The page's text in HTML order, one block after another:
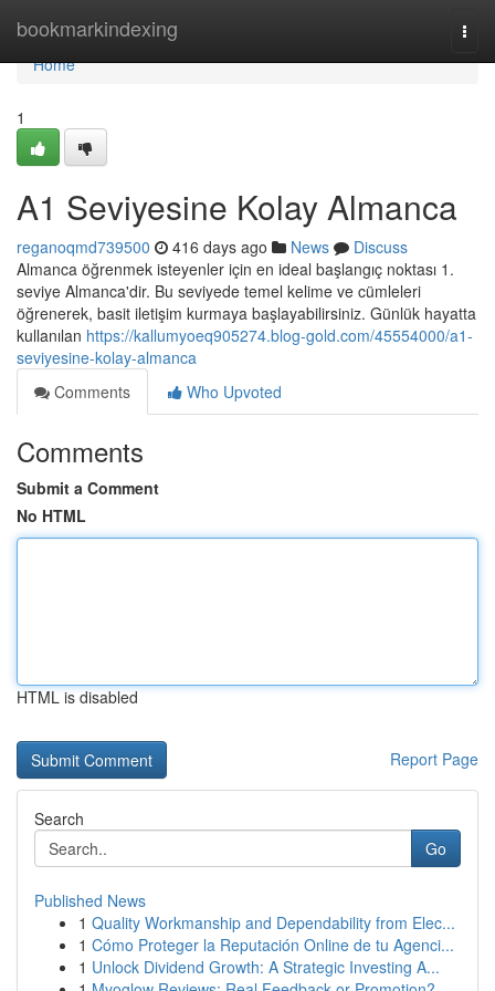
bookmarkindexing
Home
Home
1
A1 Seviyesine Kolay Almanca
reganoqmd739500 416 days ago News
Discuss
Almanca öğrenmek isteyenler için en ideal başlangıç noktası 1.
seviye Almanca'dir. Bu seviyede temel kelime ve cümleleri
öğrenerek, basit iletişim kurmaya başlayabilirsiniz. Günlük hayatta
kullanılan https://kallumyoeq905274.blog-gold.com/45554000/a1-
seviyesine-kolay-almanca
Comments
Who Upvoted
Comments
Submit a Comment
No HTML
HTML is disabled
Report Page
Search
Go
Published News
1 Quality Workmanship and Dependability from Elec...
1 Cómo Proteger la Reputación Online de tu Agenci...
1 Unlock Dividend Growth: A Strategic Investing A...